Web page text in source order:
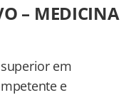
– MEDICINA
em
e